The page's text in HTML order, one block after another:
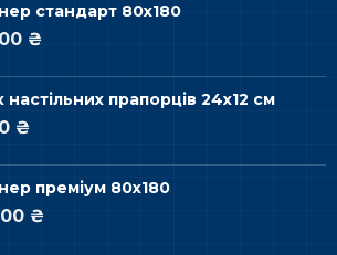
стандарт 80х180
₴
настільних прапорців 24х12 см
₴
преміум 80х180
₴